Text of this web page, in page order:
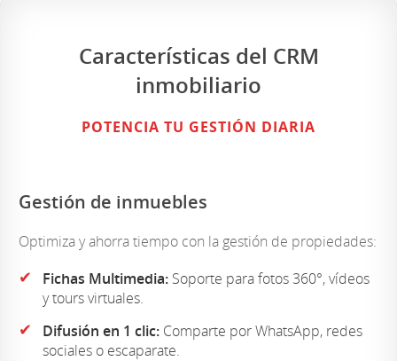
Características del CRM
inmobiliario
POTENCIA TU GESTIÓN DIARIA
Gestión de inmuebles
Optimiza y ahorra tiempo con la gestión de propiedades:
✔ Fichas Multimedia: Soporte para fotos 360°, vídeos
y tours virtuales.
✔ Difusión en 1 clic: Comparte por WhatsApp, redes
sociales o escaparate.